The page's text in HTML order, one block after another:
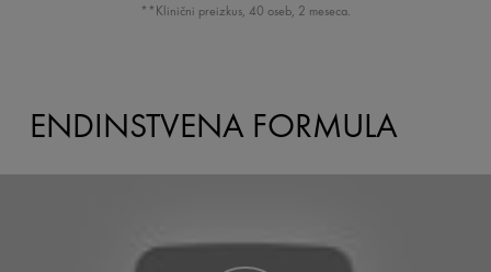
**Klinični preizkus, 40 oseb, 2 meseca.
ENDINSTVENA FORMULA